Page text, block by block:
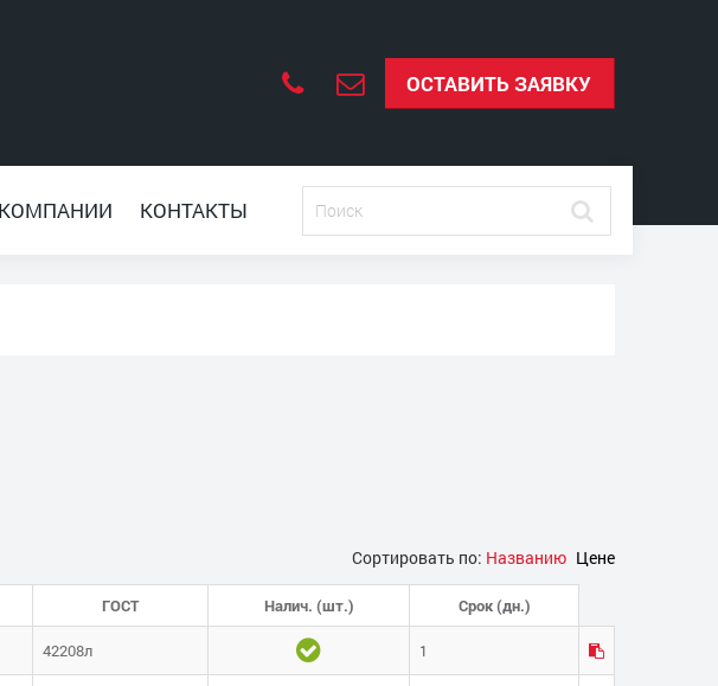
ОСТАВИТЬ ЗАЯВКУ
КОНТАКТЫ
Сортировать по: Названию Цене
ГОСТ Налич. (шт.) Срок (дн.)
42208л 1